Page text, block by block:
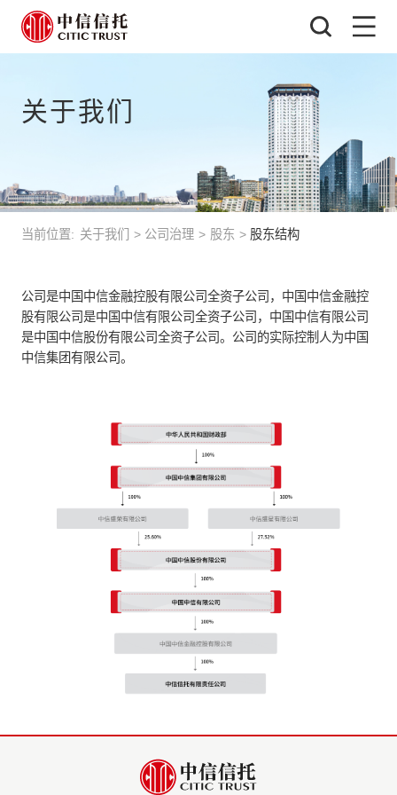
关于我们
当前位置: 关于我们 > 公司治理 > 股东 > 股东结构
公司是中国中信金融控股有限公司全资子公司，中国中信金融控
股有限公司是中国中信有限公司全资子公司，中国中信有限公司
是中国中信股份有限公司全资子公司。公司的实际控制人为中国
中信集团有限公司。